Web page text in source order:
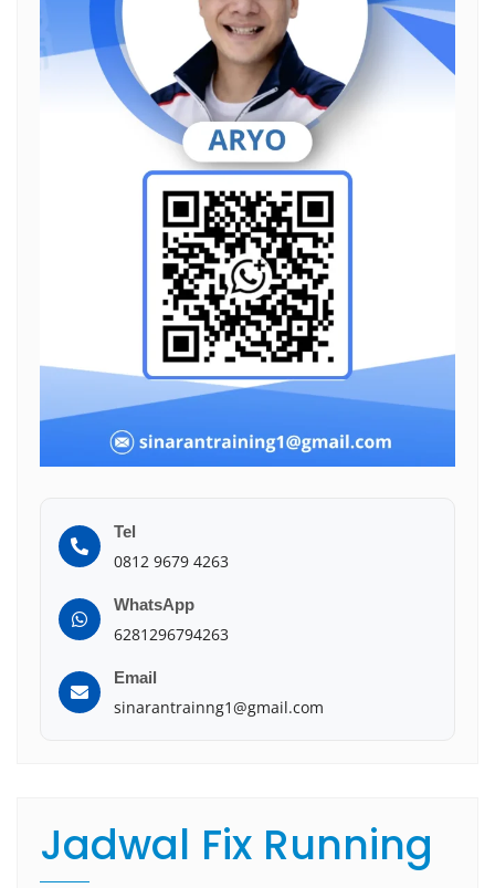
Tel
0812 9679 4263
WhatsApp
6281296794263
Email
sinarantrainng1@gmail.com
Jadwal Fix Running